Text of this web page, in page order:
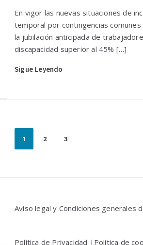
En vigor las nuevas situaciones de
temporal por contingencias comunes
la jubilación anticipada de
discapacidad superior al 45% […]
Sigue Leyendo
Paginación
de
1 2 3
Aviso legal y Condiciones generales
Política de Privacidad | Política de